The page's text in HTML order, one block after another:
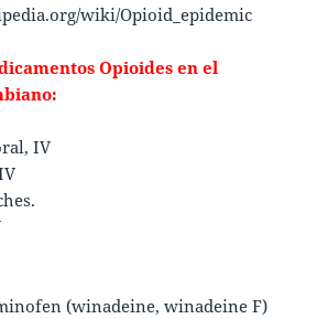
wiki/Opioid_epidemic
Opioides en el
IV
(winadeine, winadeine F)